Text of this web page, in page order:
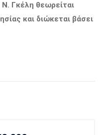
Γκέλη θεωρείται
και διώκεται βάσει